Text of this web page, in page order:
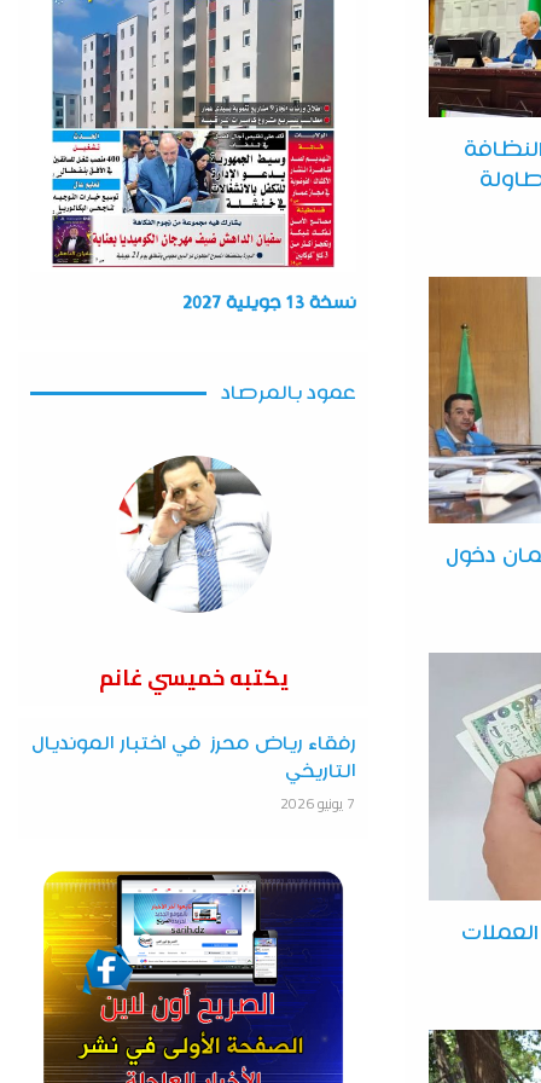
دخول
نسخة 13 جويلية 2027
عمود بالمرصاد
يكتبه خميسي غانم
رفقاء رياض محرز في اختبار المونديال
التاريخي
7 يونيو 2026